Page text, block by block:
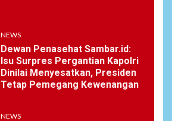
NEWS
Dewan Penasehat Sambar.id:
Isu Surpres Pergantian Kapolri
Dinilai Menyesatkan, Presiden
Tetap Pemegang Kewenangan
NEWS